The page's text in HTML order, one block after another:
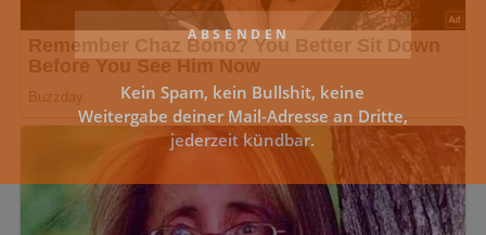
Kein Spam, kein Bullshit, keine
Weitergabe deiner Mail-Adresse an Dritte,
jederzeit kündbar.